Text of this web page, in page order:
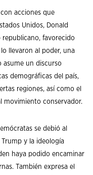
acciones que
Unidos, Donald
favorecido
llevaron al poder, una
asume un discurso
demográficas del país,
regiones, así como el
movimiento conservador.
se debió al
y la ideología
haya podido encaminar
También expresa el